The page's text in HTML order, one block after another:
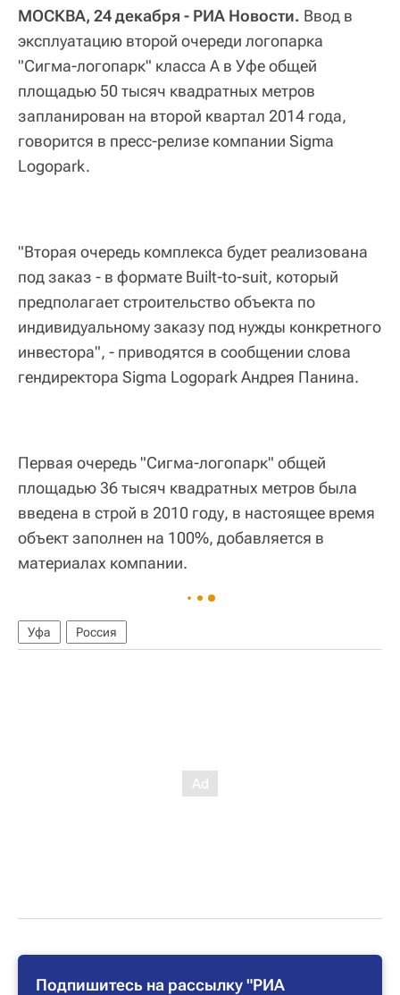
МОСКВА, 24 декабря - РИА Новости. Ввод в
эксплуатацию второй очереди логопарка
"Сигма-логопарк" класса А в Уфе общей
площадью 50 тысяч квадратных метров
запланирован на второй квартал 2014 года,
говорится в пресс-релизе компании Sigma
Logopark.
"Вторая очередь комплекса будет реализована
под заказ - в формате Built-to-suit, который
предполагает строительство объекта по
индивидуальному заказу под нужды конкретного
инвестора", - приводятся в сообщении слова
гендиректора Sigma Logopark Андрея Панина.
Первая очередь "Сигма-логопарк" общей
площадью 36 тысяч квадратных метров была
введена в строй в 2010 году, в настоящее время
объект заполнен на 100%, добавляется в
материалах компании.
Уфа Россия
Подпишитесь на рассылку "РИА